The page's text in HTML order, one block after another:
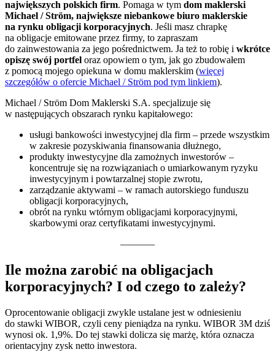
największych polskich firm. Pomaga w tym dom maklerski
Michael / Ström, największe niebankowe biuro maklerskie
na rynku obligacji korporacyjnych. Jeśli masz chrapkę
na obligacje emitowane przez firmy, to zapraszam
do zainwestowania za jego pośrednictwem. Ja też to robię i wkrótce
opiszę swój portfel oraz opowiem o tym, jak go zbudowałem
z pomocą mojego opiekuna w domu maklerskim (więcej
szczegółów o ofercie Michael / Ström pod tym linkiem).
Michael / Ström Dom Maklerski S.A. specjalizuje się
w następujących obszarach rynku kapitałowego:
usługi bankowości inwestycyjnej dla firm – przede wszystkim
w zakresie pozyskiwania finansowania dłużnego,
produkty inwestycyjne dla zamożnych inwestorów –
koncentruje się na rozwiązaniach o umiarkowanym ryzyku
inwestycyjnym i powtarzalnej stopie zwrotu,
zarządzanie aktywami – w ramach autorskiego funduszu
obligacji korporacyjnych,
obrót na rynku wtórnym obligacjami korporacyjnymi,
skarbowymi oraz certyfikatami inwestycyjnymi.
———–
Ile można zarobić na obligacjach
korporacyjnych? I od czego to zależy?
Oprocentowanie obligacji zwykle ustalane jest w odniesieniu
do stawki WIBOR, czyli ceny pieniądza na rynku. WIBOR 3M dziś
wynosi ok. 1,9%. Do tej stawki dolicza się marżę, która oznacza
orientacyjny zysk netto inwestora.